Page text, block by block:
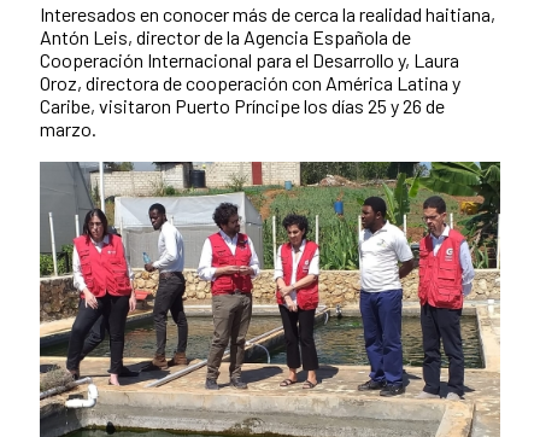
Interesados en conocer más de cerca la realidad haitiana,
Antón Leis, director de la Agencia Española de
Cooperación Internacional para el Desarrollo y, Laura
Oroz, directora de cooperación con América Latina y
Caribe, visitaron Puerto Príncipe los días 25 y 26 de
marzo.